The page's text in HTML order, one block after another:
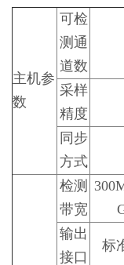
主机参
数
可检
测通
道数
采样
精度
同步
方式
检测
带宽
输出
接口
标